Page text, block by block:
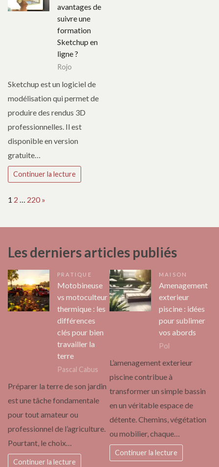
avantages de
suivre une
formation
Sketchup en
ligne ?
Rojo
Sketchup est un logiciel de
modélisation qui permet de
produire des rendus 3D
professionnelles. Il est
disponible en version
gratuite…
Continuer la lecture
Page:
1 2 220 Next
»
Les derniers articles publiés
PRATIQUE
Motobineuse
vs motoculteur
thermique : les
différences
clés pour bien
travailler la
terre
Pascal Cabus
Préparer la terre de son jardin
est une tâche fondamentale
pour tout amateur ou
professionnel de l’agriculture.
Pourtant, le choix…
Continuer la lecture
MAISON
Amenagement
exterieur
piscine : idées
pour sublimer
vos abords
Pol
L’amenagement exterieur
piscine contribue à
transformer un simple bassin
en un véritable espace de
détente. Chemins, végétation
ou mobilier, chaque…
Continuer la lecture